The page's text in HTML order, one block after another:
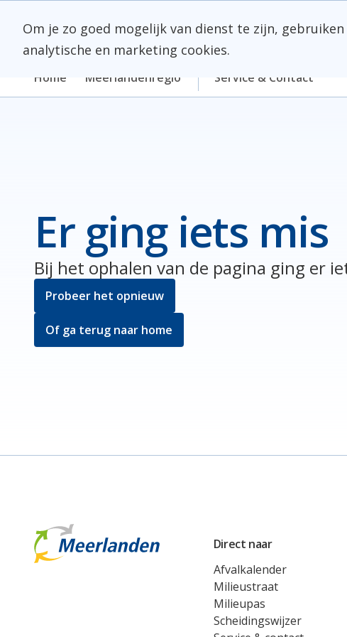
naar Meerlanden Logo
Home Meerlandenregio Service & Contact
Er ging iets mis
Bij het ophalen van de pagina ging er
Probeer het opnieuw
Of ga terug naar home
Meerlanden Logo
Direct naar
Afvalkalender
Milieustraat
Milieupas
Scheidingswijzer
Om je zo goed mogelijk van dienst te zijn,
analytische en marketing cookies.